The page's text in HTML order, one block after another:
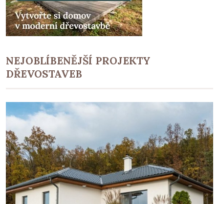
NEJOBLÍBENĚJŠÍ PROJEKTY
DŘEVOSTAVEB